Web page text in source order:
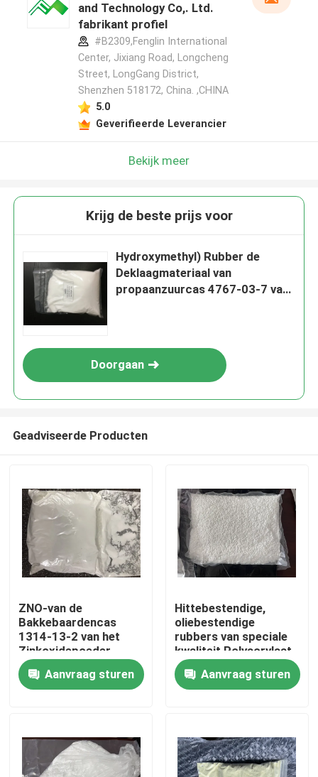
Huis
Video's
and Technology Co,. Ltd.
fabrikant profiel
#B2309,Fenglin International
Center, Jixiang Road, Longcheng
Street, LongGang District,
Shenzhen 518172, China. ,CHINA
5.0
Geverifieerde Leverancier
Bekijk meer
Krijg de beste prijs voor
Hydroxymethyl) Rubber de
Deklaagmateriaal van
propaanzuurcas 4767-03-7 van
Doorgaan
Geadviseerde Producten
ZNO-van de
Bakkebaardencas
1314-13-2 van het
Zinkoxidepoeder
Tetrapod Gevormd
Rubber de
Deklaagmateriaal
Aanvraag sturen
Hittebestendige,
oliebestendige
rubbers van speciale
kwaliteit Polyacrylaat
elastomeren (ACM)
bieden een aantal
unieke fysieke
met afdichting,
insluiting en demping
kunnen oplossen.
Aanvraag sturen